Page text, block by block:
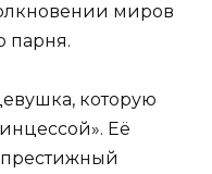
миров
парня.
которую
Её